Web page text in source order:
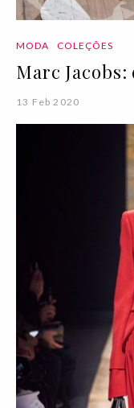
MODA COLEÇÕES
Marc
13 Feb 2020